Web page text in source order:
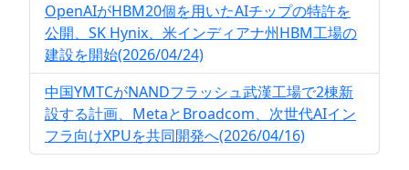
OpenAIがHBM20個を用いたAIチップの特許を
公開、SK Hynix、米インディアナ州HBM工場の
建設を開始(2026/04/24)
中国YMTCがNANDフラッシュ武漢工場で2棟新
設する計画、MetaとBroadcom、次世代AIイン
フラ向けXPUを共同開発へ(2026/04/16)